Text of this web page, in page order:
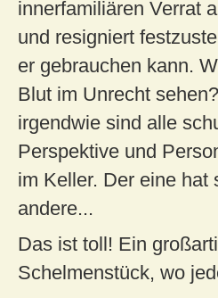
innerfamiliären Verrat
und resigniert
er gebrauchen kann.
Blut im Unrecht
irgendwie sind alle
Perspektive und
im Keller. Der eine hat
andere...
Das ist toll! Ein
Schelmenstück, wo